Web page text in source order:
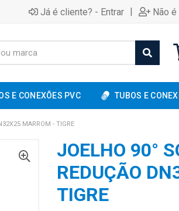
Já é cliente? - Entrar | Não
E CONEXÕES PVC TUBOS E
MARROM - TIGRE
JOELHO 90°
REDUÇÃO
TIGRE